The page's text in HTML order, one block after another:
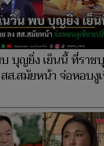
บุญยิ่ง เย็นนี้ ที่ราช
ส.สมัยหน้า จ่อหอบงู